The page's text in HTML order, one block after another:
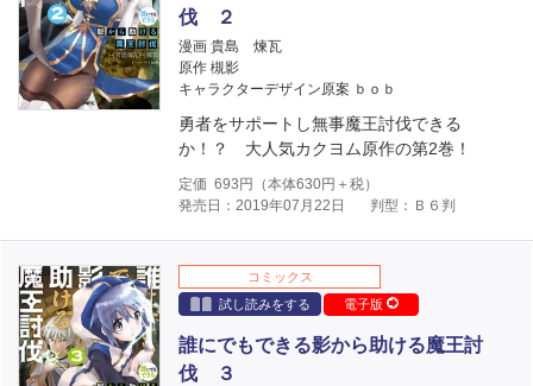
伐 ２
漫画 貴島 煉瓦
原作 槻影
キャラクターデザイン原案 ｂｏｂ
勇者をサポートし無事魔王討伐できる
か！？ 大人気カクヨム原作の第2巻！
定価 693 円（本体630円＋税）
発売日：2019年07月22日
判型：Ｂ６判
コミックス
試し読みをする
電子版
誰にでもできる影から助ける魔王討
伐 ３